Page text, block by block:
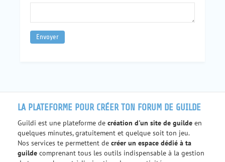
LA PLATEFORME POUR CRÉER TON FORUM DE GUILDE
Guildi est une plateforme de création d'un site de guilde en
quelques minutes, gratuitement et quelque soit ton jeu.
Nos services te permettent de créer un espace dédié à ta
guilde comprenant tous les outils indispensable à la gestion